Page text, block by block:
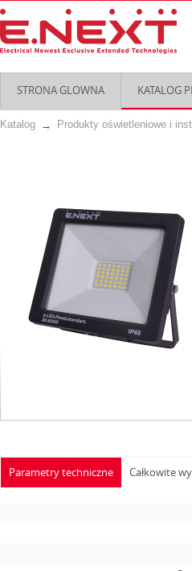
STRONA GLOWNA KATALOG
Katalog Produkty oświetleniowe i
Parametry techniczne Całkowite